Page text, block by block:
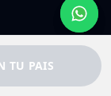
TU PAIS